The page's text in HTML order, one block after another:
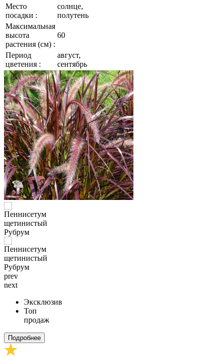
Место
посадки :
солнце,
полутень
Максимальная
высота
растения (см) :
60
Период
цветения :
август,
сентябрь
prev
next
Эксклюзив
Топ
продаж
Подробнее